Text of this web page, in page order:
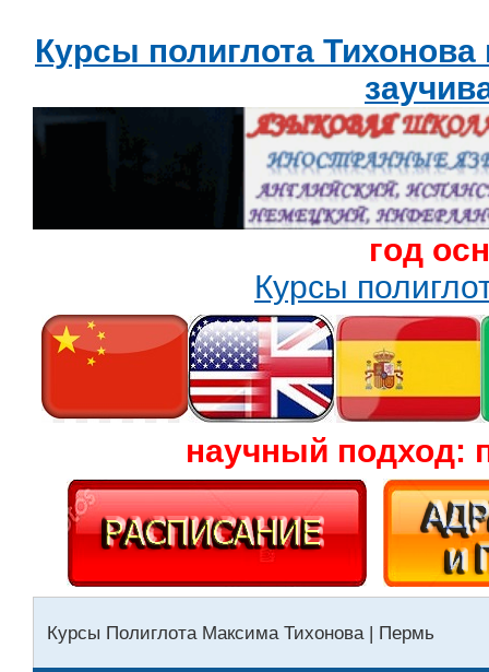
Курсы полиглота
год
Курсы
научный подход:
Курсы Полиглота Максима Тихонова | Пермь